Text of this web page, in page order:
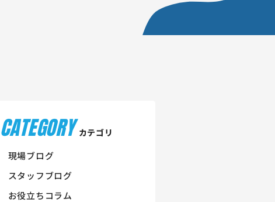
CATEGORY カテゴリ
現場ブログ
スタッフブログ
お役立ちコラム